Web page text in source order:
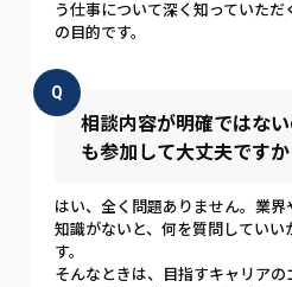
う仕事について深く知っていた
の目的です。
Q
相談内容が明確ではな
も参加して大丈夫ですか
はい、全く問題ありません。業
知識がないと、何を質問していい
す。
そんなときは、目指すキャリア